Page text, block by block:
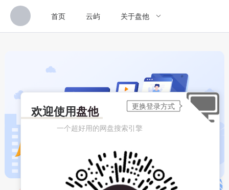
首页 云屿 关于盘他
欢迎使用盘他
一个超好用的网盘搜索引擎